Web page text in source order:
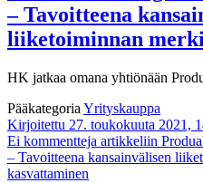
– Tavoitteena
liiketoiminnan
HK jatkaa omana yhtiönään
Pääkategoria Yrityskauppa
Kirjoitettu 27. toukokuuta 2021,
Ei kommentteja artikkeliin
– Tavoitteena kansainvälisen
kasvattaminen